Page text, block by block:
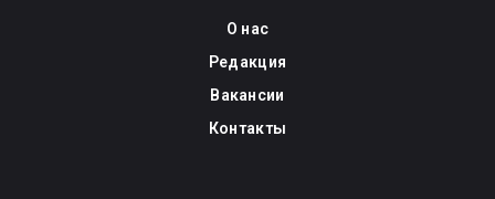
О нас
Редакция
Вакансии
Контакты